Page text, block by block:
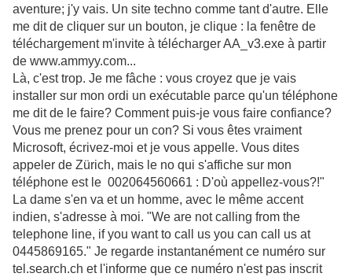
aventure; j'y vais. Un site techno comme tant d'autre. Elle
me dit de cliquer sur un bouton, je clique : la fenêtre de
téléchargement m'invite à télécharger AA_v3.exe à partir
de www.ammyy.com...
Là, c'est trop. Je me fâche : vous croyez que je vais
installer sur mon ordi un exécutable parce qu'un téléphone
me dit de le faire? Comment puis-je vous faire confiance?
Vous me prenez pour un con? Si vous êtes vraiment
Microsoft, écrivez-moi et je vous appelle. Vous dites
appeler de Zürich, mais le no qui s'affiche sur mon
téléphone est le 002064560661 : D'où appellez-vous?!"
La dame s'en va et un homme, avec le même accent
indien, s'adresse à moi. "We are not calling from the
telephone line, if you want to call us you can call us at
0445869165." Je regarde instantanément ce numéro sur
tel.search.ch et l'informe que ce numéro n'est pas inscrit